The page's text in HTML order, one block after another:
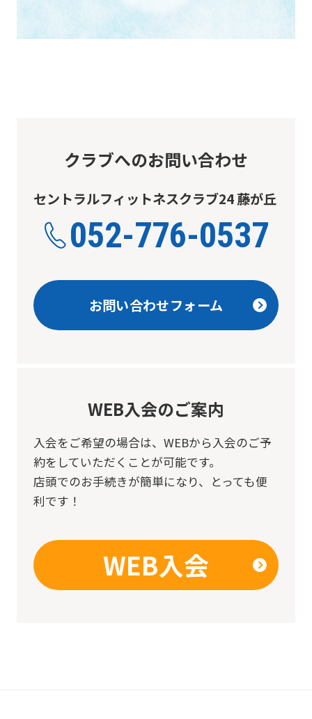
クラブへのお問い合わせ
セントラルフィットネスクラブ24 藤が丘
052-776-0537
お問い合わせフォーム
WEB入会のご案内
入会をご希望の場合は、 WEBから入会のご予
約をしていただくことが可能です。
店頭でのお手続きが簡単になり、とっても便
利です！
WEB入会
differ
that
fully
understand
this
using
the